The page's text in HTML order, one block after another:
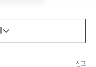
신고